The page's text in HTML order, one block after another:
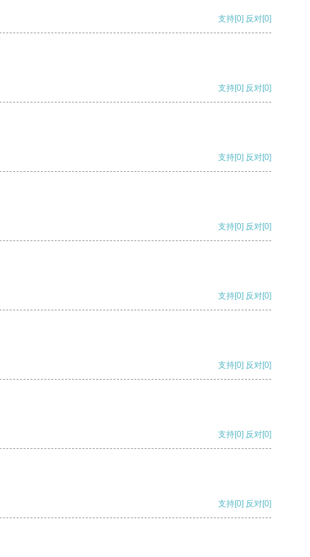
支持[0] 反对[0]
支持[0] 反对[0]
支持[0] 反对[0]
支持[0] 反对[0]
支持[0] 反对[0]
支持[0] 反对[0]
支持[0] 反对[0]
支持[0] 反对[0]